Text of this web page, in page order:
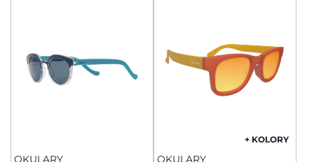
OKULARY
+ KOLORY
OKULARY